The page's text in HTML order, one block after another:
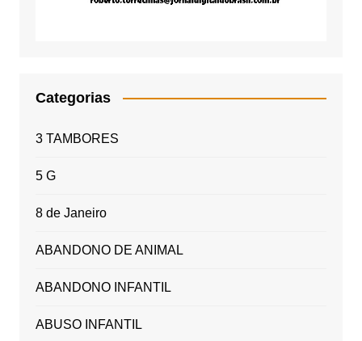
Categorias
3 TAMBORES
5 G
8 de Janeiro
ABANDONO DE ANIMAL
ABANDONO INFANTIL
ABUSO INFANTIL